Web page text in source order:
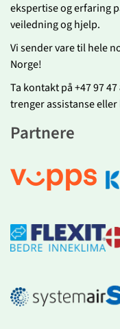
ekspertise og erfaring
veiledning og hjelp.
Vi sender vare til hele
Norge!
Ta kontakt på +47 97
trenger assistanse
Partnere